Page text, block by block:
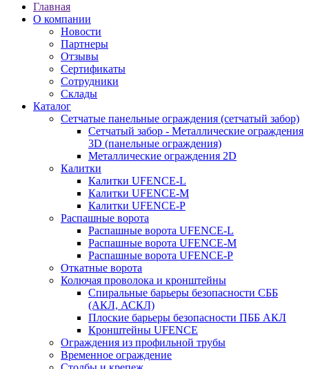
Главная
О компании
Новости
Партнеры
Отзывы
Сертификаты
Сотрудники
Склады
Каталог
Сетчатые панельные ограждения (сетчатый забор)
Сетчатый забор - Металлические ограждения
3D (панельные ограждения)
Металлические ограждения 2D
Калитки
Калитки UFENCE-L
Калитки UFENCE-M
Калитки UFENCE-P
Распашные ворота
Распашные ворота UFENCE-L
Распашные ворота UFENCE-M
Распашные ворота UFENCE-P
Откатные ворота
Колючая проволока и кронштейны
Спиральные барьеры безопасности СББ
(АКЛ, АСКЛ)
Плоские барьеры безопасности ПББ АКЛ
Кронштейны UFENCE
Ограждения из профильной трубы
Временное ограждение